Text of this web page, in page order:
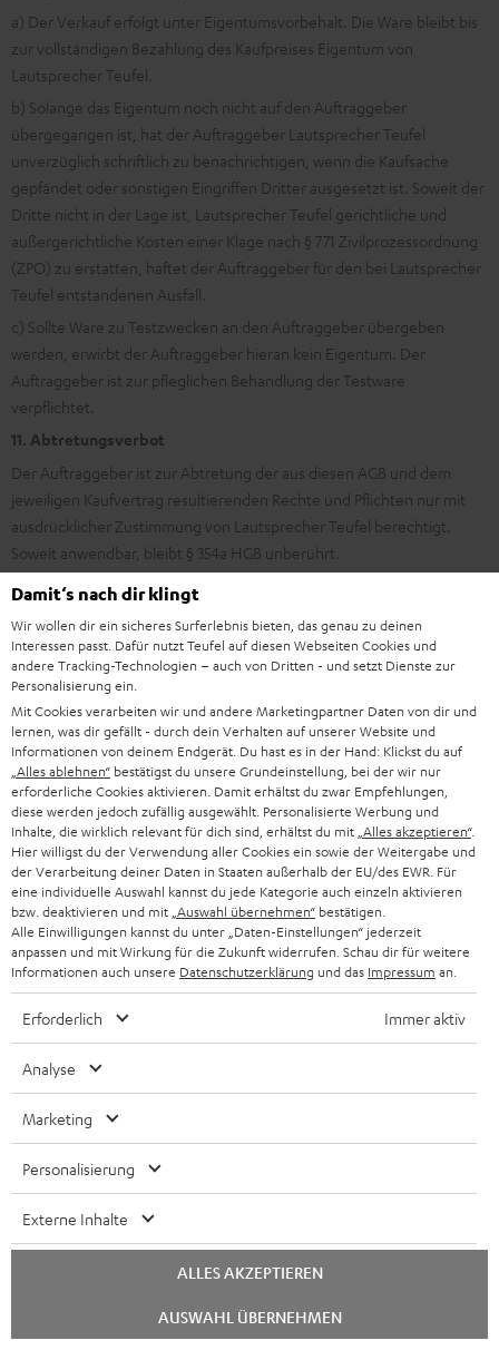
a) Der Verkauf erfolgt unter Eigentumsvorbehalt. Die Ware bleibt bis
zur vollständigen Bezahlung des Kaufpreises Eigentum von
Lautsprecher Teufel.
b) Solange das Eigentum noch nicht auf den Auftraggeber
übergegangen ist, hat der Auftraggeber Lautsprecher Teufel
unverzüglich schriftlich zu benachrichtigen, wenn die Kaufsache
gepfändet oder sonstigen Eingriffen Dritter ausgesetzt ist. Soweit der
Dritte nicht in der Lage ist, Lautsprecher Teufel gerichtliche und
außergerichtliche Kosten einer Klage nach § 771 Zivilprozessordnung
(ZPO) zu erstatten, haftet der Auftraggeber für den bei Lautsprecher
Teufel entstandenen Ausfall.
c) Sollte Ware zu Testzwecken an den Auftraggeber übergeben
werden, erwirbt der Auftraggeber hieran kein Eigentum. Der
Auftraggeber ist zur pfleglichen Behandlung der Testware
verpflichtet.
11. Abtretungsverbot
Der Auftraggeber ist zur Abtretung der aus diesen AGB und dem
jeweiligen Kaufvertrag resultierenden Rechte und Pflichten nur mit
ausdrücklicher Zustimmung von Lautsprecher Teufel berechtigt.
Soweit anwendbar, bleibt § 354a HGB unberührt.
a) Die Parteien verpflichten sich, sämtliche ihnen im Zusammenhang
mit den jeweiligen Verträgen zugänglich werdenden Informationen
vertraulich zu behandeln und sie – soweit nicht zur Erreichung des
Vertragszweckes geboten – ohne schriftliche Einwilligung der
anderen Partei weder an Dritte weiterzuleiten noch Dritten in
irgendeiner Weise zugänglich zu machen.
b) Dies gilt nicht für Informationen, die an zur beruflichen
Verschwiegenheit verpflichtete Berater weitergegeben werden.
13. Urheberrechte, Kundenbewertungen
a) Wir haben an allen digitalen Inhalten, insbesondere an allen Bildern,
Filmen und Texten, die in unserem Online Shop veröffentlicht
werden, entsprechende Urheber- und/oder exklusive
Nutzungsrechte. Eine Verwendung oder Extrahierung dieser Inhalte
b) Sofern Sie für die von Ihnen bei Lautsprecher Teufel erworbenen
Produkte eine Bewertung gemäß unserem
Kundenbewertungssystem abgeben, gewähren Sie uns eine zeitlich
und örtlich unbeschränkte kostenlose und nicht-exklusive Lizenz zur
weiteren Verwendung der Bewertungsinhalte online wie offline. Dazu
Webshops und auf anderen Websites zu veröffentlichen, das Recht,
Ihre Bewertung in unserer Printwerbung zu verwenden wie auch das
Recht, Ihre Bewertungen zu bearbeiten, in eine andere Sprache zu
übersetzen und/oder zu kürzen. Wir behalten uns vor, Ihre
Kundenbewertung nicht oder nur zeitweilig auf unserer Website oder
Damit‘s nach dir klingt
Wir wollen dir ein sicheres Surferlebnis bieten, das genau zu deinen
Interessen passt. Dafür nutzt Teufel auf diesen Webseiten Cookies und
andere Tracking-Technologien – auch von Dritten - und setzt Dienste zur
Personalisierung ein.
Mit Cookies verarbeiten wir und andere Marketingpartner Daten von dir und
lernen, was dir gefällt - durch dein Verhalten auf unserer Website und
Informationen von deinem Endgerät. Du hast es in der Hand: Klickst du auf
„Alles ablehnen“ bestätigst du unsere Grundeinstellung, bei der wir nur
erforderliche Cookies aktivieren. Damit erhältst du zwar Empfehlungen,
diese werden jedoch zufällig ausgewählt. Personalisierte Werbung und
Inhalte, die wirklich relevant für dich sind, erhältst du mit „Alles akzeptieren“.
Hier willigst du der Verwendung aller Cookies ein sowie der Weitergabe und
der Verarbeitung deiner Daten in Staaten außerhalb der EU/des EWR. Für
eine individuelle Auswahl kannst du jede Kategorie auch einzeln aktivieren
bzw. deaktivieren und mit „Auswahl übernehmen“ bestätigen.
Alle Einwilligungen kannst du unter „Daten-Einstellungen“ jederzeit
anpassen und mit Wirkung für die Zukunft widerrufen. Schau dir für weitere
Informationen auch unsere Datenschutzerklärung und das Impressum an.
Erforderlich Immer aktiv
Analyse
Marketing
Personalisierung
Externe Inhalte
ALLES AKZEPTIEREN
AUSWAHL ÜBERNEHMEN